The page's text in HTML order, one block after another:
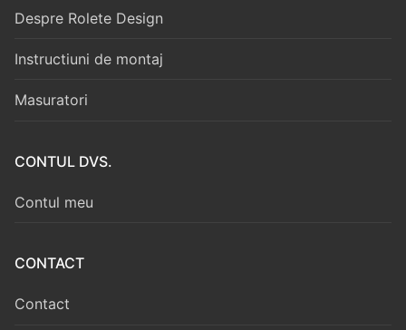
Despre Rolete Design
Instructiuni de montaj
Masuratori
CONTUL DVS.
Contul meu
CONTACT
Contact